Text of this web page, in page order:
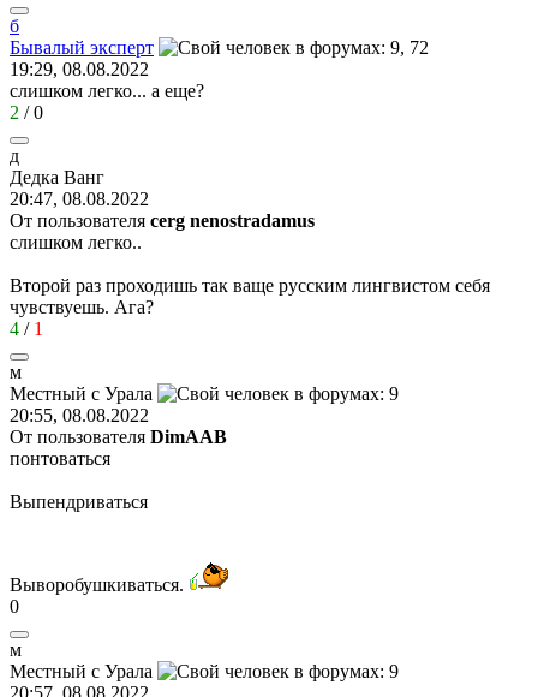
б
Бывалый эксперт
19:29, 08.08.2022
слишком легко... а еще?
2 /0
д
Дедка Ванг
20:47, 08.08.2022
От пользователя cerg nenostradamus
слишком легко..
Второй раз проходишь так ваще русским лингвистом себя
чувствуешь. Ага?
4 / 1
м
Местный с Урала
20:55, 08.08.2022
От пользователя DimAAB
понтоваться
Выпендриваться
Выворобушкиваться.
0
м
Местный с Урала
20:57, 08.08.2022